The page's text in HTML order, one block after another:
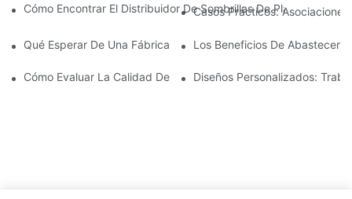
Cómo Encontrar El Distribuidor De Sombrillas De Playa
Casos Prácticos:
Qué Esperar De Una Fábrica Líder De Sillones Para Exteriores
Los Beneficios De
Cómo Evaluar La Calidad De Una Fábrica De Sillones De
Diseños Personalizados: